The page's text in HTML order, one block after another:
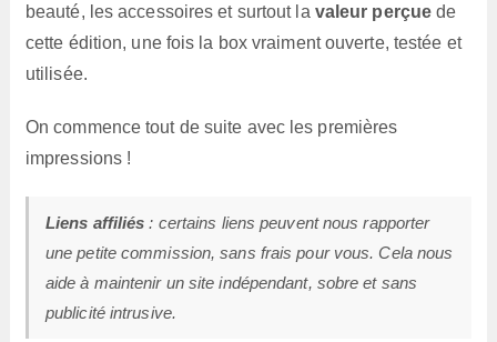
beauté, les accessoires et surtout la valeur perçue de
cette édition, une fois la box vraiment ouverte, testée et
utilisée.
On commence tout de suite avec les premières
impressions !
Liens affiliés : certains liens peuvent nous rapporter
une petite commission, sans frais pour vous. Cela nous
aide à maintenir un site indépendant, sobre et sans
publicité intrusive.